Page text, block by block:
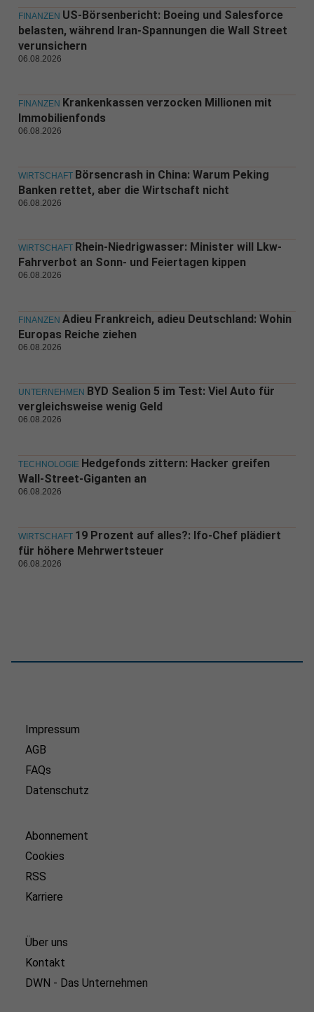
FINANZEN US-Börsenbericht: Boeing und Salesforce
belasten, während Iran-Spannungen die Wall Street
verunsichern
06.08.2026
FINANZEN Krankenkassen verzocken Millionen mit
Immobilienfonds
06.08.2026
WIRTSCHAFT Börsencrash in China: Warum Peking
Banken rettet, aber die Wirtschaft nicht
06.08.2026
WIRTSCHAFT Rhein-Niedrigwasser: Minister will Lkw-
Fahrverbot an Sonn- und Feiertagen kippen
06.08.2026
FINANZEN Adieu Frankreich, adieu Deutschland: Wohin
Europas Reiche ziehen
06.08.2026
UNTERNEHMEN BYD Sealion 5 im Test: Viel Auto für
vergleichsweise wenig Geld
06.08.2026
TECHNOLOGIE Hedgefonds zittern: Hacker greifen
Wall-Street-Giganten an
06.08.2026
WIRTSCHAFT 19 Prozent auf alles?: Ifo-Chef plädiert
für höhere Mehrwertsteuer
06.08.2026
Impressum
AGB
FAQs
Datenschutz
Abonnement
Cookies
RSS
Karriere
Über uns
Kontakt
DWN - Das Unternehmen